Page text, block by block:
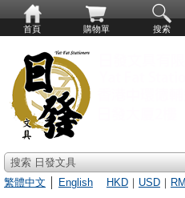
首頁 購物單 搜索
搜索 日發文具
繁體中文
English HKD ｜ USD ｜